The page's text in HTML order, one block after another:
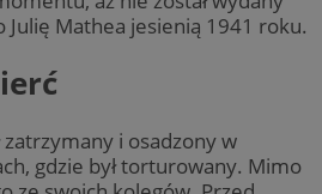
Julię Mathea jesienią 1941 roku.
zatrzymany i osadzony w
gdzie był torturowany. Mimo